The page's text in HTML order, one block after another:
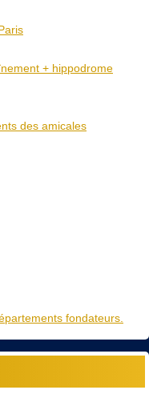
+ hippodrome
des amicales
fondateurs.